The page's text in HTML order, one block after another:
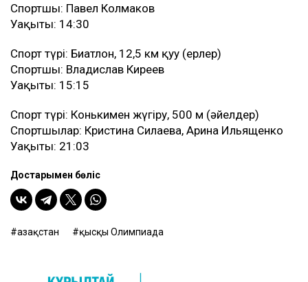
Спортшы: Павел Колмаков
Уақыты: 14:30
Спорт түрі: Биатлон, 12,5 км қуу (ерлер)
Спортшы: Владислав Киреев
Уақыты: 15:15
Спорт түрі: Конькимен жүгіру, 500 м (әйелдер)
Спортшылар: Кристина Силаева, Арина Ильященко
Уақыты: 21:03
Достарыңмен бөліс
Қазақстан қысқы Олимпиада